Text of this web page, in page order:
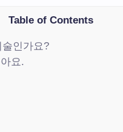
Table of Contents
인가요?
요.